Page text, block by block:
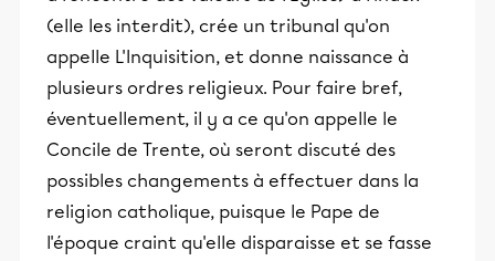
(elle les interdit), crée un tribunal qu'on
appelle L'Inquisition, et donne naissance à
plusieurs ordres religieux. Pour faire bref,
éventuellement, il y a ce qu'on appelle le
Concile de Trente, où seront discuté des
possibles changements à effectuer dans la
religion catholique, puisque le Pape de
l'époque craint qu'elle disparaisse et se fasse